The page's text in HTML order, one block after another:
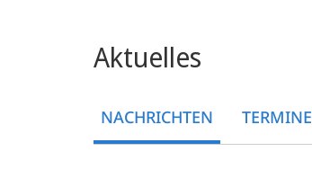
Aktuelles
NACHRICHTEN TERMINE